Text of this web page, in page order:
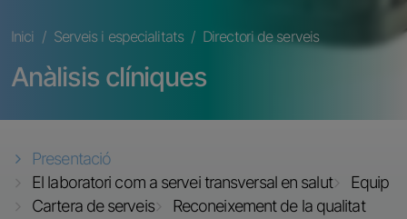
Fil d'ariadna
Inici Serveis i especialitats Directori de serveis
Anàlisis clíniques
Presentació
El laboratori com a servei transversal en salut
Equip
Cartera de serveis
Reconeixement de la qualitat